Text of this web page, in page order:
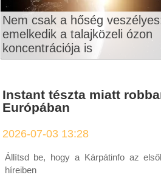
Nem csak a hőség
emelkedik a talajközeli ózon
koncentrációja is
Instant tészta miatt
Európában
2026-07-03 13:28
Állítsd be, hogy a Kárpátinfo az
híreiben